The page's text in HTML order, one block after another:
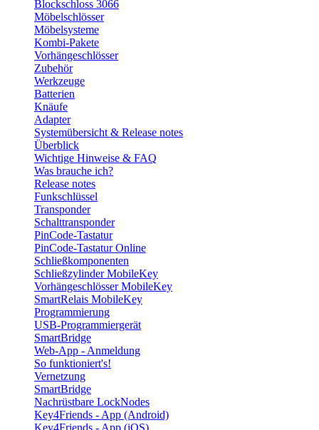
Blockschloss 3066
Möbelschlösser
Möbelsysteme
Kombi-Pakete
Vorhängeschlösser
Zubehör
Werkzeuge
Batterien
Knäufe
Adapter
Systemübersicht & Release notes
Überblick
Wichtige Hinweise & FAQ
Was brauche ich?
Release notes
Funkschlüssel
Transponder
Schalttransponder
PinCode-Tastatur
PinCode-Tastatur Online
Schließkomponenten
Schließzylinder MobileKey
Vorhängeschlösser MobileKey
SmartRelais MobileKey
Programmierung
USB-Programmiergerät
SmartBridge
Web-App - Anmeldung
So funktioniert's!
Vernetzung
SmartBridge
Nachrüstbare LockNodes
Key4Friends - App (Android)
Key4Friends - App (iOS)